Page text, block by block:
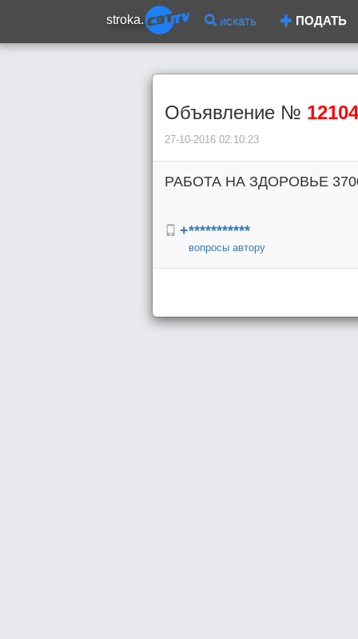
stroka. искать ПОДАТЬ
Объявление № 12104
27-10-2016 02:10:23
РАБОТА НА ЗДОРОВЬЕ
+***********
вопросы автору